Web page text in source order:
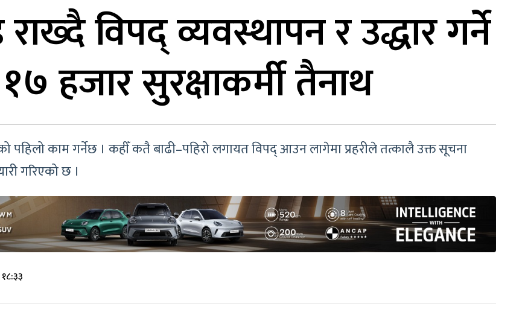
विपद् व्यवस्थापन र उद्धार गर्ने
हजार सुरक्षाकर्मी तैनाथ
पहिलो काम गर्नेछ । कहीँ कतै बाढी–पहिरो लगायत विपद् आउन लागेमा प्रहरीले तत्कालै उक्त सूचना
गरिएको छ ।